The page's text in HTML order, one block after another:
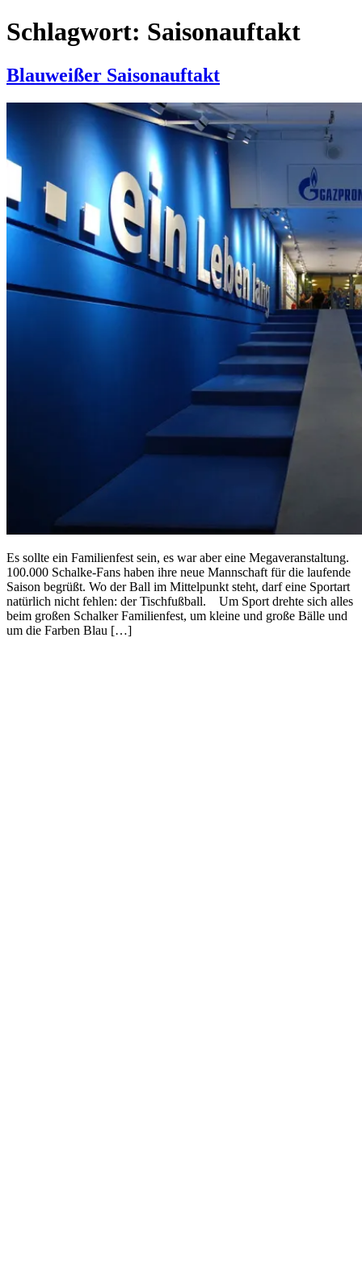
Schlagwort: Saisonauftakt
Blauweißer Saisonauftakt
Es sollte ein Familienfest sein, es war aber eine Megaveranstaltung.
100.000 Schalke-Fans haben ihre neue Mannschaft für die laufende
Saison begrüßt. Wo der Ball im Mittelpunkt steht, darf eine Sportart
natürlich nicht fehlen: der Tischfußball. Um Sport drehte sich alles
beim großen Schalker Familienfest, um kleine und große Bälle und
um die Farben Blau […]